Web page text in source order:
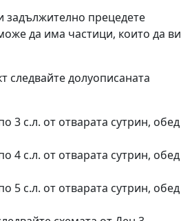
задължително прецедете
да има частици, които да ви
следвайте долуописаната
3 с.л. от отварата сутрин, обед
4 с.л. от отварата сутрин, обед
5 с.л. от отварата сутрин, обед